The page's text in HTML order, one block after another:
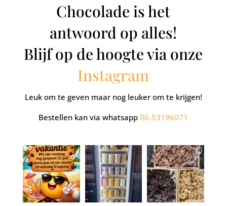
Chocolade is het
antwoord op alles!
Blijf op de hoogte via onze
Instagram
Leuk om te geven maar nog leuker om te krijgen!
Bestellen kan via whatsapp06-53196071